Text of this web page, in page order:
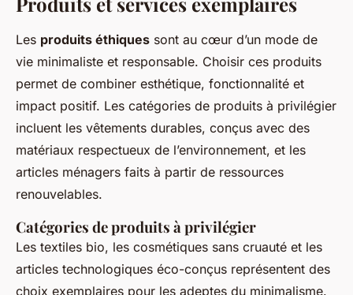
Les produits éthiques sont au cœur d’un mode de
vie minimaliste et responsable. Choisir ces produits
permet de combiner esthétique, fonctionnalité et
impact positif. Les catégories de produits à privilégier
incluent les vêtements durables, conçus avec des
matériaux respectueux de l’environnement, et les
articles ménagers faits à partir de ressources
renouvelables.
Catégories de produits à privilégier
Les textiles bio, les cosmétiques sans cruauté et les
articles technologiques éco-conçus représentent des
choix exemplaires pour les adeptes du minimalisme.